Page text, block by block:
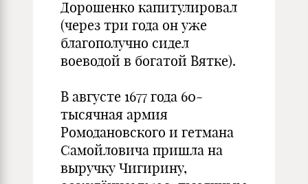
Дорошенко капитулировал
(через три года он уже
благополучно сидел
воеводой в богатой Вятке).
В августе 1677 года 60-
тысячная армия
Ромодановского и гетмана
Самойловича пришла на
выручку Чигирину,